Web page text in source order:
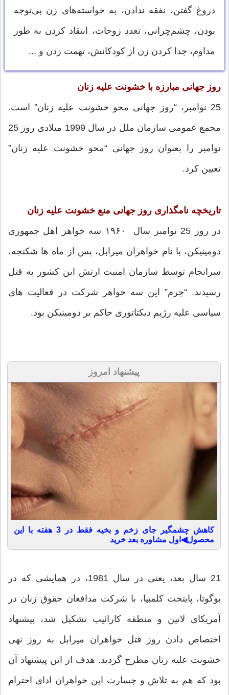
دروغ گفتن، نفقه ندادن، به خواسته‌های زن بی‌توجه
بودن، چشم‌چرانی، تعدد زوجات، انتقاد کردن به طور
مداوم، جدا کردن زن از کودکانش، تهمت زدن و ...
روز جهانی مبارزه با خشونت علیه زنان
25 نوامبر، “روز جهانی محو خشونت علیه زنان” است.
مجمع عمومی سازمان ملل در سال 1999 میلادی روز 25
نوامبر را بعنوان روز جهانی “محو خشونت علیه زنان”
تعیین کرد.
تاریخچه نامگذاری روز جهانی منع خشونت علیه زنان
در روز 25 نوامبر سال ۱۹۶۰ سه خواهر اهل جمهوری
دومینیکن، با نام خواهران میرابل، پس از ماه ها شکنجه،
سرانجام توسط سازمان امنیت ارتش این کشور به قتل
رسیدند. “جرم” این سه خواهر شرکت در فعالیت های
سیاسی علیه رژیم دیکتاتوری حاکم بر دومینیکن بود.
پیشنهاد امروز
کاهش چشمگیر جای زخم و بخیه فقط در 3 هفته با این
محصول◀اول مشاوره بعد خرید
21 سال بعد، یعنی در سال 1981، در همایشی که در
بوگوتا، پایتخت کلمبیا، با شرکت مدافعان حقوق زنان در
آمریکای لاتین و منطقه کارائیب تشکیل شد، پیشنهاد
اختصاص دادن روز قتل خواهران میرابل به روز نهی
خشونت علیه زنان مطرح گردید. هدف از این پیشنهاد آن
بود که هم به تلاش و جسارت این خواهران ادای احترام